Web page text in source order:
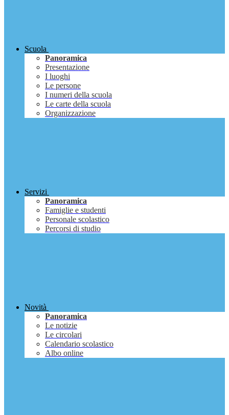
Scuola
Panoramica
Presentazione
I luoghi
Le persone
I numeri della scuola
Le carte della scuola
Organizzazione
Servizi
Panoramica
Famiglie e studenti
Personale scolastico
Percorsi di studio
Novità
Panoramica
Le notizie
Le circolari
Calendario scolastico
Albo online